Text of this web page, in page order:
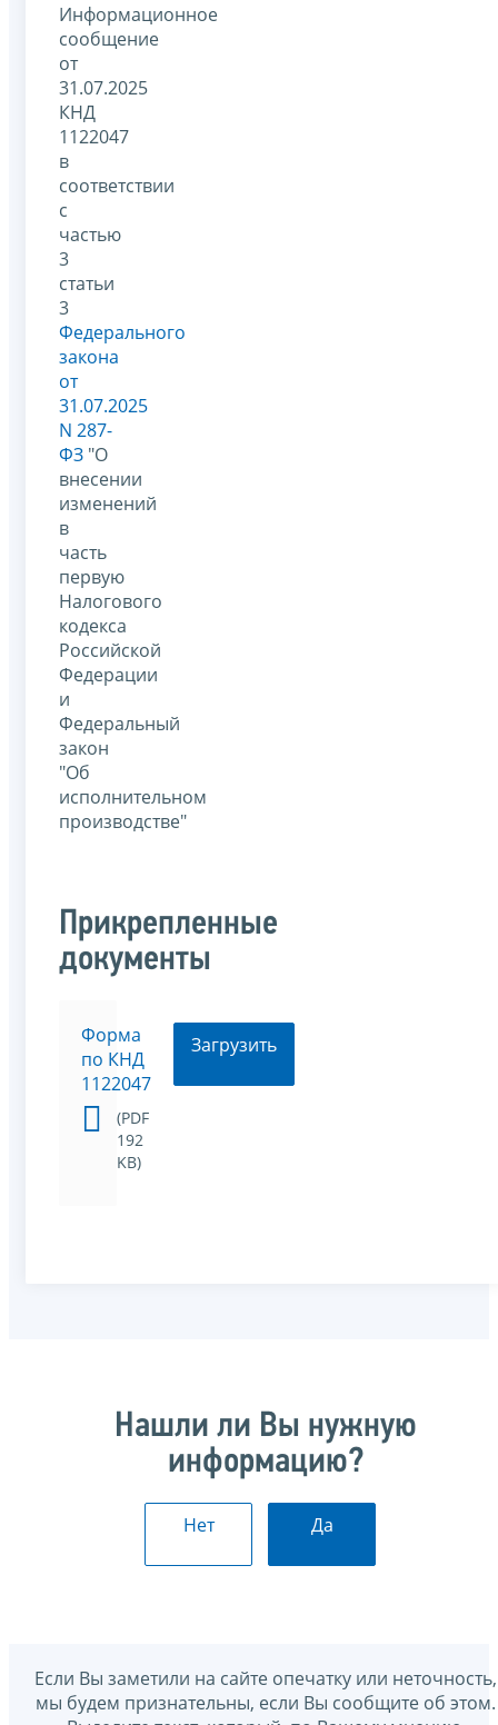
Информационное
сообщение
от
31.07.2025
КНД
1122047
в
соответствии
с
частью
3
статьи
3
Федерального
закона
от
31.07.2025
N 287-
ФЗ "О
внесении
изменений
в
часть
первую
Налогового
кодекса
Российской
Федерации
и
Федеральный
закон
"Об
исполнительном
производстве"
Прикрепленные
документы
Форма
по КНД
1122047
(PDF
192
KB)
Загрузить
Нашли ли Вы нужную
информацию?
Нет Да
Если Вы заметили на сайте опечатку или неточность,
мы будем признательны, если Вы сообщите об этом.